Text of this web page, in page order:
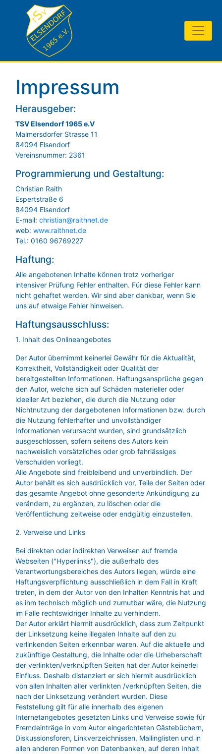
Impressum
Herausgeber:
TSV Elsendorf 1965 e.V
Malmersdorfer Strasse 11
84094 Elsendorf
Vereinsnummer: 2361
Programmierung und Gestaltung:
Christian Raith
Espertstraße 6
84094 Elsendorf
E-mail: christian@raithnet.de
web: www.raithnet.de
Tel.: 0160 96769227
Haftung:
Alle angebotenen Inhalte können trotz vorheriger
intensiver Prüfung Fehler enthalten. Für diese Fehler kann
nicht gehaftet werden. Wir sind aber dankbar, wenn Sie
uns auf etwaige Fehler hinweisen.
Haftungsausschluss:
1. Inhalt des Onlineangebotes
Der Autor übernimmt keinerlei Gewähr für die Aktualität,
Korrektheit, Vollständigkeit oder Qualität der
bereitgestellten Informationen. Haftungsansprüche gegen
den Autor, welche sich auf Schäden materieller oder
ideeller Art beziehen, die durch die Nutzung oder
Nichtnutzung der dargebotenen Informationen bzw. durch
die Nutzung fehlerhafter und unvollständiger
Informationen verursacht wurden, sind grundsätzlich
ausgeschlossen, sofern seitens des Autors kein
nachweislich vorsätzliches oder grob fahrlässiges
Verschulden vorliegt.
Alle Angebote sind freibleibend und unverbindlich. Der
Autor behält es sich ausdrücklich vor, Teile der Seiten oder
das gesamte Angebot ohne gesonderte Ankündigung zu
verändern, zu ergänzen, zu löschen oder die
Veröffentlichung zeitweise oder endgültig einzustellen.
2. Verweise und Links
Bei direkten oder indirekten Verweisen auf fremde
Webseiten ("Hyperlinks"), die außerhalb des
Verantwortungsbereiches des Autors liegen, würde eine
Haftungsverpflichtung ausschließlich in dem Fall in Kraft
treten, in dem der Autor von den Inhalten Kenntnis hat und
es ihm technisch möglich und zumutbar wäre, die Nutzung
im Falle rechtswidriger Inhalte zu verhindern.
Der Autor erklärt hiermit ausdrücklich, dass zum Zeitpunkt
der Linksetzung keine illegalen Inhalte auf den zu
verlinkenden Seiten erkennbar waren. Auf die aktuelle und
zukünftige Gestaltung, die Inhalte oder die Urheberschaft
der verlinkten/verknüpften Seiten hat der Autor keinerlei
Einfluss. Deshalb distanziert er sich hiermit ausdrücklich
von allen Inhalten aller verlinkten /verknüpften Seiten, die
nach der Linksetzung verändert wurden. Diese
Feststellung gilt für alle innerhalb des eigenen
Internetangebotes gesetzten Links und Verweise sowie für
Fremdeinträge in vom Autor eingerichteten Gästebüchern,
Diskussionsforen, Linkverzeichnissen, Mailinglisten und in
allen anderen Formen von Datenbanken, auf deren Inhalt